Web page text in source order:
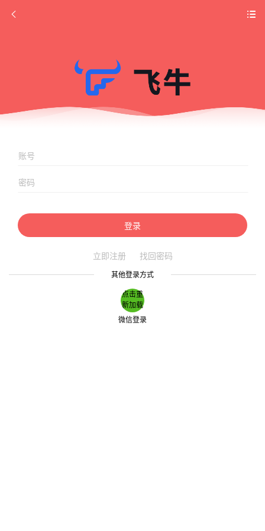
登录
立即注册 找回密码
其他登录方式
点击重
新加载
微信登录